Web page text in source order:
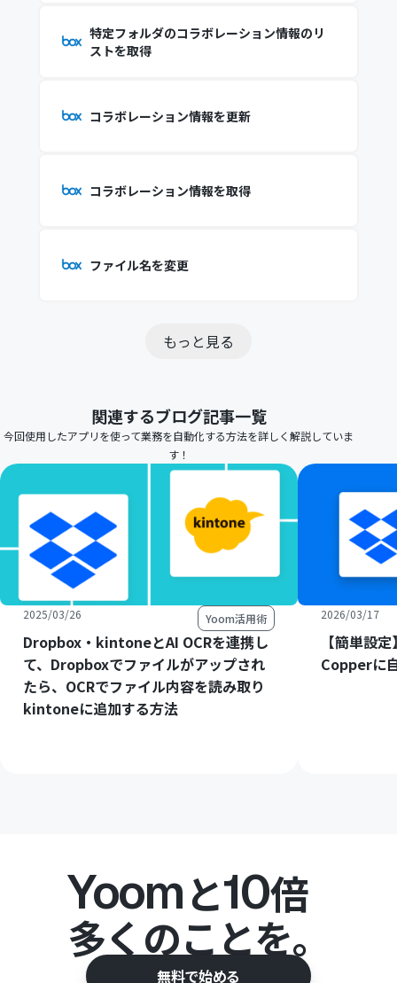
特定フォルダのコラボレーション情報のリ
ストを取得
コラボレーション情報を更新
コラボレーション情報を取得
ファイル名を変更
もっと見る
関連するブログ記事一覧
今回使用したアプリを使って業務を自動化する方法を詳しく解説していま
す！
2025/03/26 Yoom活用術
Dropbox・kintoneとAI OCRを連携し
て、Dropboxでファイルがアップされ
たら、OCRでファイル内容を読み取り
kintoneに追加する方法
2026/03/17
【簡単設
Copperに
Yoomと10倍
多くのことを。
無料で始める